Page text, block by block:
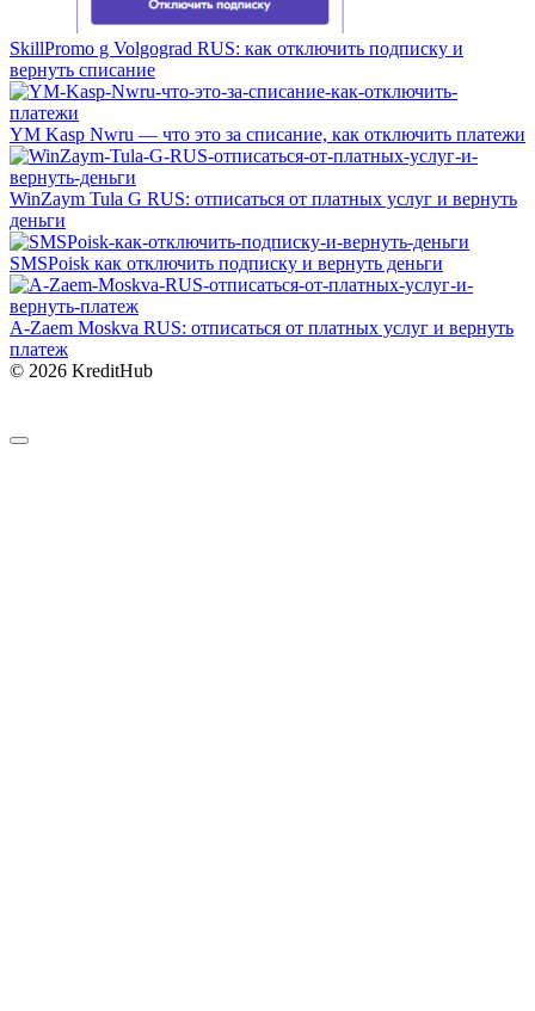
SkillPromo g Volgograd RUS: как отключить подписку и
вернуть списание
YM Kasp Nwru — что это за списание, как отключить платежи
WinZaym Tula G RUS: отписаться от платных услуг и вернуть
деньги
SMSPoisk как отключить подписку и вернуть деньги
A-Zaem Moskva RUS: отписаться от платных услуг и вернуть
платеж
© 2026 KreditHub